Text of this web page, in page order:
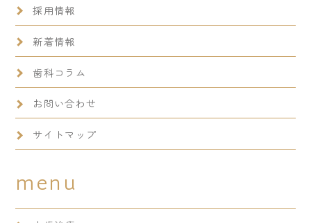
採用情報
新着情報
歯科コラム
お問い合わせ
サイトマップ
menu